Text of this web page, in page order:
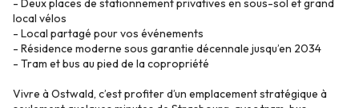
- Deux places de stationnement privatives en sous-sol et grand
local vélos
- Local partagé pour vos événements
- Résidence moderne sous garantie décennale jusqu’en 2034
- Tram et bus au pied de la copropriété
Vivre à Ostwald, c’est profiter d’un emplacement stratégique à